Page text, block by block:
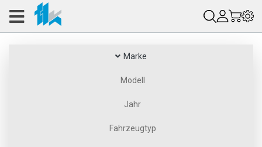
Marke
Modell
Jahr
Fahrzeugtyp